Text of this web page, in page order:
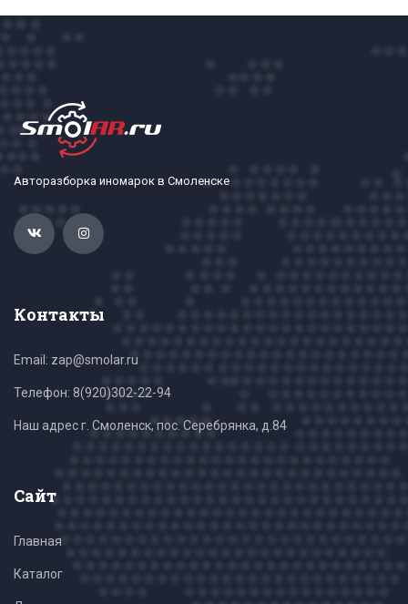
Авторазборка иномарок в Смоленске
Контакты
Email: zap@smolar.ru
Телефон: 8(920)302-22-94
Наш адрес г. Смоленск, пос. Серебрянка, д.84
Сайт
Главная
Каталог